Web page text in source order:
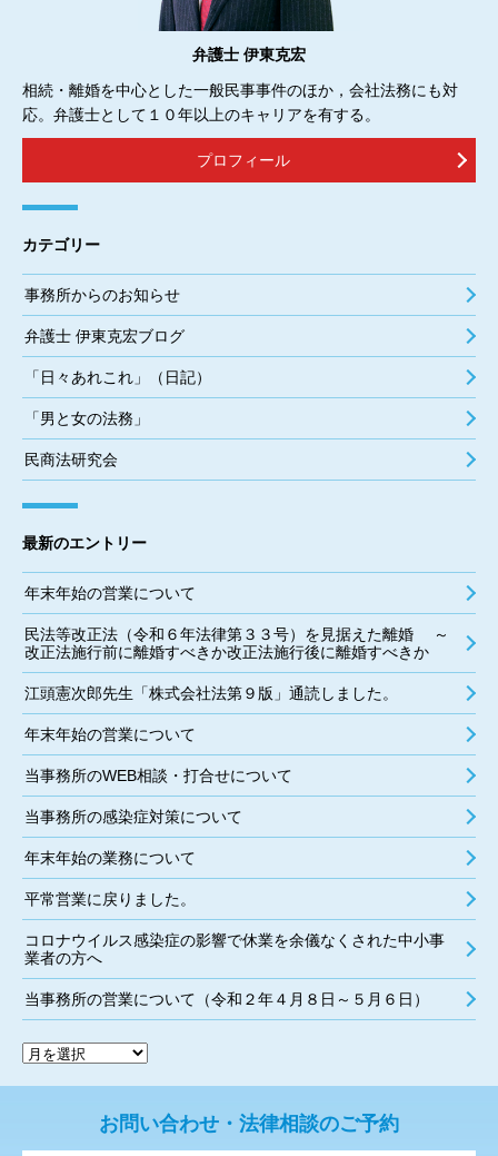
弁護士 伊東克宏
相続・離婚を中心とした一般民事事件のほか，会社法務にも対
応。弁護士として１０年以上のキャリアを有する。
プロフィール
カテゴリー
事務所からのお知らせ
弁護士 伊東克宏ブログ
「日々あれこれ」（日記）
「男と女の法務」
民商法研究会
最新のエントリー
年末年始の営業について
民法等改正法（令和６年法律第３３号）を見据えた離婚 ～
改正法施行前に離婚すべきか改正法施行後に離婚すべきか
江頭憲次郎先生「株式会社法第９版」通読しました。
年末年始の営業について
当事務所のWEB相談・打合せについて
当事務所の感染症対策について
年末年始の業務について
平常営業に戻りました。
コロナウイルス感染症の影響で休業を余儀なくされた中小事
業者の方へ
当事務所の営業について（令和２年４月８日～５月６日）
お問い合わせ・法律相談のご予約